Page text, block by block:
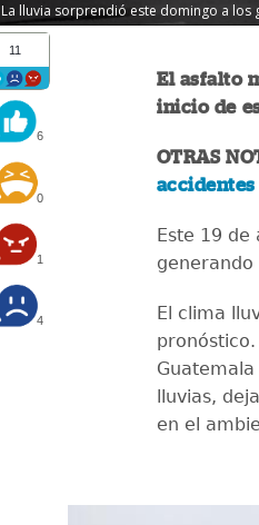
La lluvia sorprendió este domingo a los
11
6
0
1
4
El asfalto
inicio de
OTRAS
Este 19 de
El clima
lluvias,
en el